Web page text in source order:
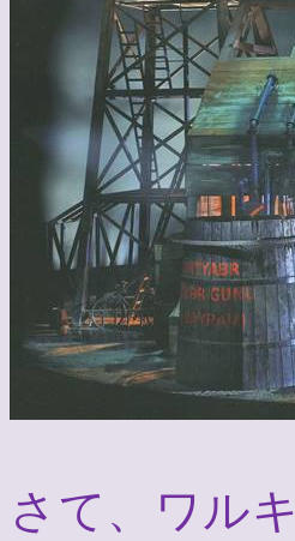
さて、ワル